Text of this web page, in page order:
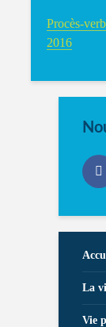
Procès-
2016
La
Vie